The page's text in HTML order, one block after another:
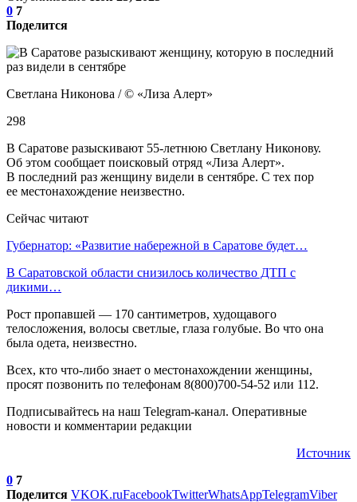
0 7
Поделится
Светлана Никонова / © «Лиза Алерт»
298
В Саратове разыскивают 55-летнюю Светлану Никонову.
Об этом сообщает поисковый отряд «Лиза Алерт».
В последний раз женщину видели в сентябре. С тех пор
ее местонахождение неизвестно.
Сейчас читают
Губернатор: «Развитие набережной в Саратове будет…
В Саратовской области снизилось количество ДТП с
дикими…
Рост пропавшей — 170 сантиметров, худощавого
телосложения, волосы светлые, глаза голубые. Во что она
была одета, неизвестно.
Всех, кто что-либо знает о местонахождении женщины,
просят позвонить по телефонам 8(800)700-54-52 или 112.
Подписывайтесь на наш Telegram-канал. Оперативные
новости и комментарии редакции
Источник
0 7
Поделится VKOK.ruFacebookTwitterWhatsAppTelegramViber